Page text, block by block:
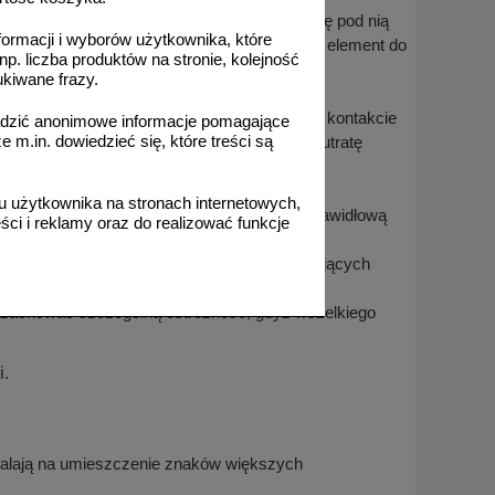
i wyborów użytkownika, które
liczba produktów na stronie, kolejność
frazy.
anonimowe informacje pomagające
m.in. dowiedzieć się, które treści są
na stronach internetowych,
i reklamy oraz do realizować funkcje
lub w przypadku dostanie się pod nią
usunąć folię zabezpieczającą i pozostawić element do
drewnianych lub paletach.
na ziemi. Jeżeli woda lub brud pozostaje w kontakcie
odbarwienie się lica i nieodwracalną utratę
folii).
licami tablic lub znaku (gwarantuje to prawidłową
w ażurowych pojemnikach umożliwiających
szczególną ostrożność, gdyż wszelkiego
na umieszczenie znaków większych